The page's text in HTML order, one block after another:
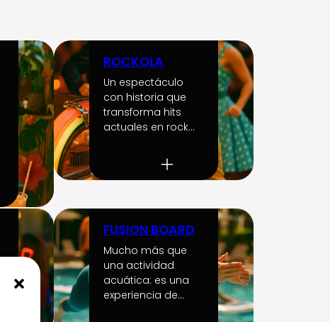
ROCKOLA
Un espectáculo
con historia que
transforma hits
actuales en rock…
FUSION BOARD
Mucho más que
una actividad
acuática: es una
experiencia de…